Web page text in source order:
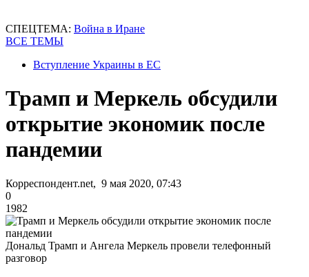
СПЕЦТЕМА: Война в Иране
ВСЕ ТЕМЫ
Вступление Украины в ЕС
Трамп и Меркель обсудили
открытие экономик после
пандемии
Корреспондент.net, 9 мая 2020, 07:43
0
1982
Дональд Трамп и Ангела Меркель провели телефонный
разговор